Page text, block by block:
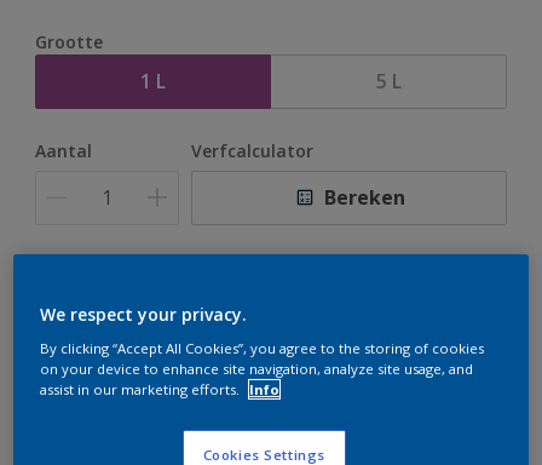
Grootte
1 L 5 L
Aantal Verfcalculator
Bereken
te bestellen. Houd de website in de gaten, we werken
We respect your privacy.
By clicking “Accept All Cookies”, you agree to the storing of cookies
on your device to enhance site navigation, analyze site usage, and
assist in our marketing efforts.
Info
Cookies Settings